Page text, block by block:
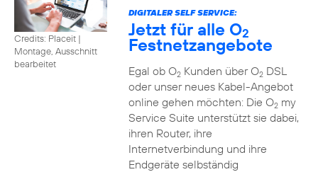
Credits: Placeit |
Montage, Ausschnitt
bearbeitet
DIGITALER SELF SERVICE:
Jetzt für alle O2
Festnetzangebote
Egal ob O2Kunden über O2DSL
oder unser neues Kabel-Angebot
online gehen möchten: Die O2my
Service Suite unterstützt sie dabei,
ihren Router, ihre
Internetverbindung und ihre
Endgeräte selbständig